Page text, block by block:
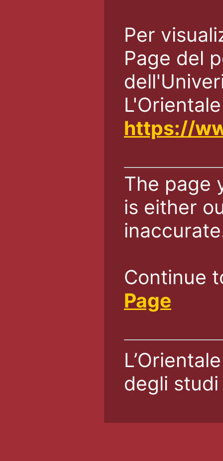
Per
Page del
https://
The page
is either
Continue
Page
degli